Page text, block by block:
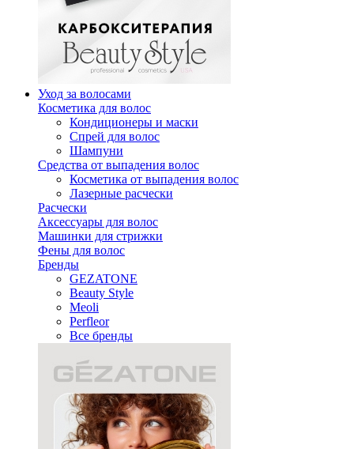
Уход за волосами
Косметика для волос
Кондиционеры и маски
Спрей для волос
Шампуни
Средства от выпадения волос
Косметика от выпадения волос
Лазерные расчески
Расчески
Аксессуары для волос
Машинки для стрижки
Фены для волос
Бренды
GEZATONE
Beauty Style
Meoli
Perfleor
Все бренды